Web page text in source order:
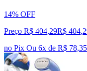
14% OFF
Preço R$ 404,29R$ 404,
no Pix Ou 6x de R$